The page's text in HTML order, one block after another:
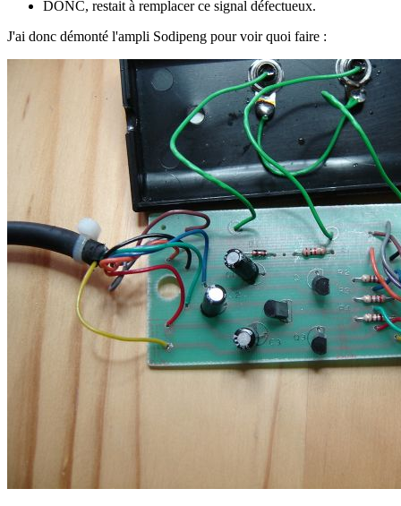
DONC, restait à remplacer ce signal défectueux.
J'ai donc démonté l'ampli Sodipeng pour voir quoi faire :